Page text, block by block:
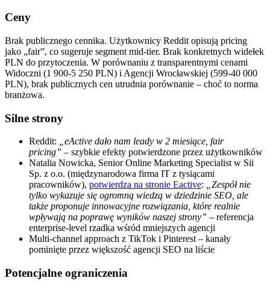
Ceny
Brak publicznego cennika. Użytkownicy Reddit opisują pricing
jako „fair”, co sugeruje segment mid-tier. Brak konkretnych widełek
PLN do przytoczenia. W porównaniu z transparentnymi cenami
Widoczni (1 900-5 250 PLN) i Agencji Wrocławskiej (599-40 000
PLN), brak publicznych cen utrudnia porównanie – choć to norma
branżowa.
Silne strony
Reddit:
„eActive dało nam leady w 2 miesiące, fair
pricing” – szybkie efekty potwierdzone przez użytkowników
Natalia Nowicka, Senior Online Marketing Specialist w Sii
Sp. z o.o. (międzynarodowa firma IT z tysiącami
pracowników), potwierdza na stronie Eactive:
„Zespół nie
tylko wykazuje się ogromną wiedzą w dziedzinie SEO, ale
także proponuje innowacyjne rozwiązania, które realnie
wpływają na poprawę wyników naszej strony” – referencja
enterprise-level rzadka wśród mniejszych agencji
Multi-channel approach z TikTok i Pinterest – kanały
pominięte przez większość agencji SEO na liście
Potencjalne ograniczenia